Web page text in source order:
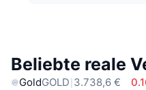
Beliebte reale
GoldGOLD 3.738,6 €